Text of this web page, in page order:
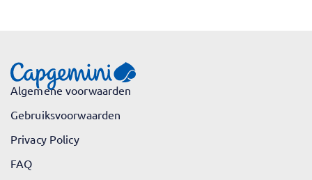
Algemene voorwaarden
Gebruiksvoorwaarden
Privacy Policy
FAQ